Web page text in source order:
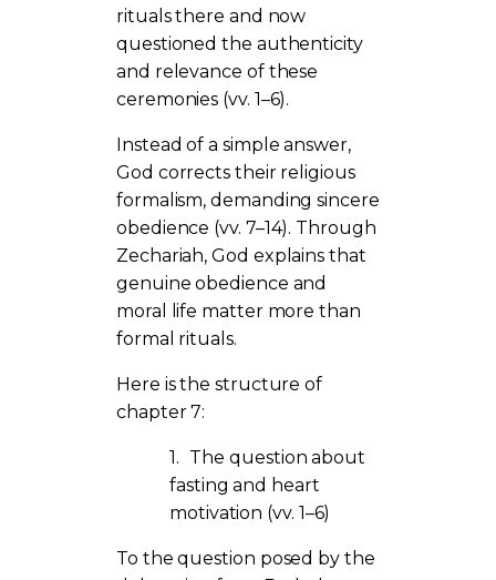
rituals there and now
questioned the authenticity
and relevance of these
ceremonies (vv. 1–6).
Instead of a simple answer,
God corrects their religious
formalism, demanding sincere
obedience (vv. 7–14). Through
Zechariah, God explains that
genuine obedience and
moral life matter more than
formal rituals.
Here is the structure of
chapter 7:
1. The question about
fasting and heart
motivation (vv. 1–6)
To the question posed by the